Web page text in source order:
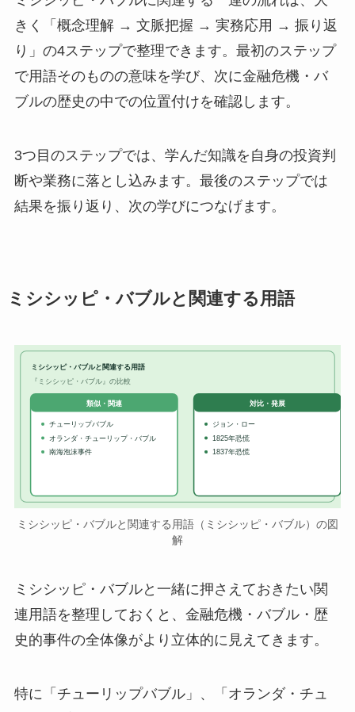
きく「概念理解 → 文脈把握 → 実務応用 → 振り返
り」の4ステップで整理できます。最初のステップ
で用語そのものの意味を学び、次に金融危機・バ
ブルの歴史の中での位置付けを確認します。
3つ目のステップでは、学んだ知識を自身の投資判
断や業務に落とし込みます。最後のステップでは
結果を振り返り、次の学びにつなげます。
ミシシッピ・バブルと関連する用語
ミシシッピ・バブルと関連する用語
『ミシシッピ・バブル』の比較
類似・関連
チューリップバブル
オランダ・チューリップ・バブル
南海泡沫事件
対比・発展
ジョン・ロー
1825年恐慌
1837年恐慌
ミシシッピ・バブルと関連する用語（ミシシッピ・バブル）の図
解
ミシシッピ・バブルと一緒に押さえておきたい関
連用語を整理しておくと、金融危機・バブル・歴
史的事件の全体像がより立体的に見えてきます。
特に「チューリップバブル」、「オランダ・チュ